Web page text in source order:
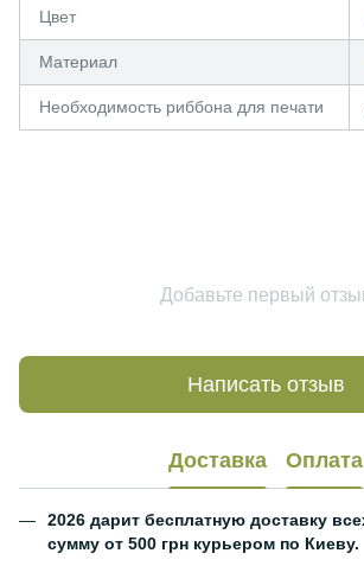
Цвет
Материал
Необходимость риббона для печати
Добавьте первый
Написать отзыв
Доставка Оплата
2026 дарит бесплатную доставку
сумму от 500 грн курьером по Киеву.